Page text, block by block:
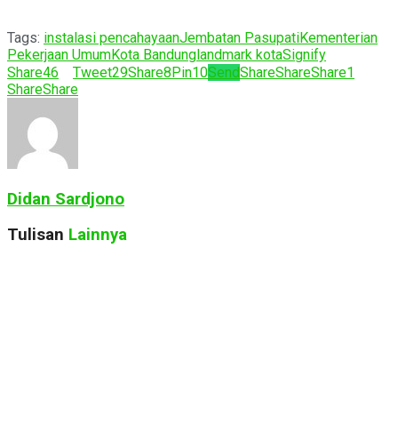
Tags: instalasi pencahayaanJembatan PasupatiKementerian
Pekerjaan UmumKota Bandunglandmark kotaSignify
Share46 Tweet29Share8Pin10SendShareShareShare1
ShareShare
Didan Sardjono
Tulisan Lainnya